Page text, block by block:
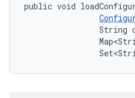
public void
String